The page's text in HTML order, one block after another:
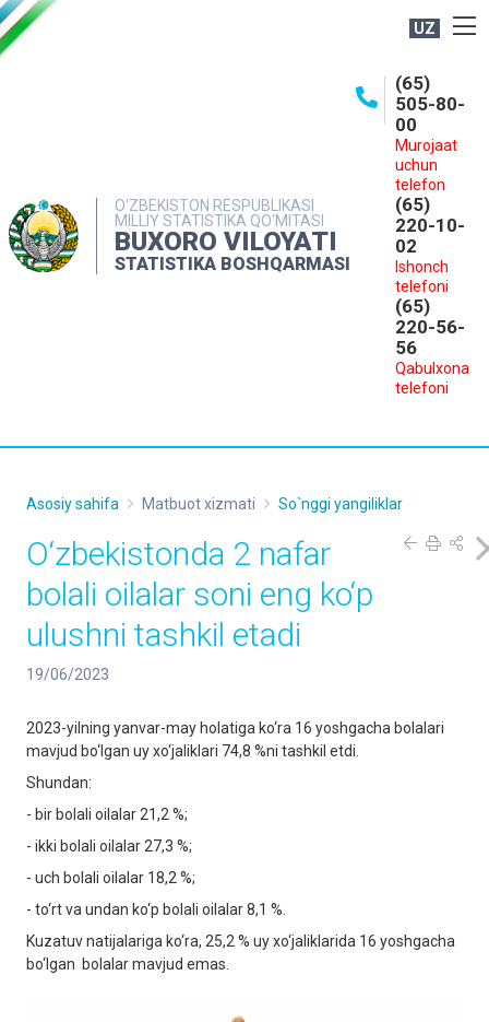
UZ
O‘ZBEKISTON RESPUBLIKASI
MILLIY STATISTIKA QO‘MITASI
BUXORO VILOYATI
STATISTIKA BOSHQARMASI
(65)
505-80-
00
Murojaat
uchun
telefon
(65)
220-10-
02
Ishonch
telefoni
(65)
220-56-
56
Qabulxona
telefoni
MATBUOT XIZMATI
MUROJAATLAR
Asosiy sahifa Matbuot xizmati So`nggi yangiliklar
O‘zbekistonda 2 nafar
bolali oilalar soni eng ko‘p
ulushni tashkil etadi
19/06/2023
2023-yilning yanvar-may holatiga ko‘ra 16 yoshgacha bolalari
mavjud bo‘lgan uy xo‘jaliklari 74,8 %ni tashkil etdi.
Shundan:
- bir bolali oilalar 21,2 %;
- ikki bolali oilalar 27,3 %;
- uch bolali oilalar 18,2 %;
- to‘rt va undan ko‘p bolali oilalar 8,1 %.
Kuzatuv natijalariga ko‘ra, 25,2 % uy xo‘jaliklarida 16 yoshgacha
bo‘lgan bolalar mavjud emas.